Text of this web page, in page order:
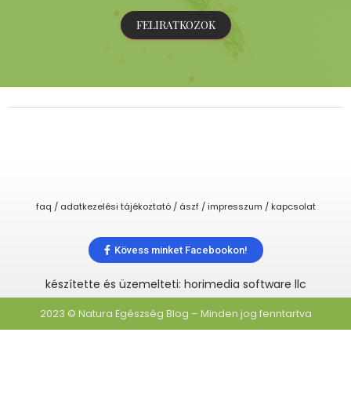
FELIRATKOZOK
faq / adatkezelési tájékoztató / ászf / impresszum / kapcsolat
Kövess minket Facebookon!
készítette és üzemelteti: horimedia software llc
2023 © Natura Egészség Blog – Minden jog fenntartva